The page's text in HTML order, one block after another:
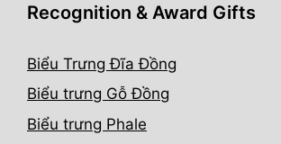
Recognition & Award Gifts
Biểu Trưng Đĩa Đồng
Biểu trưng Gỗ Đồng
Biểu trưng Phale